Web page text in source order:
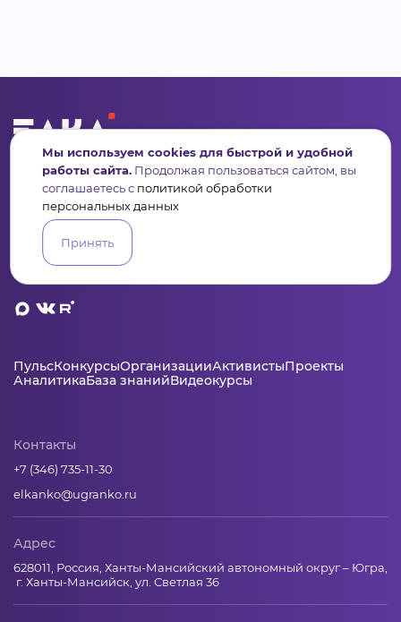
Сервис для некоммерческих организаций
и социальных предпринимателей
Подпишись на рассылку дайджест, новости, мероприятия
ПульсКонкурсыОрганизацииАктивистыПроекты
АналитикаБаза знанийВидеокурсы
Контакты
+7 (346) 735-11-30
elkanko@ugranko.ru
Адрес
628011, Россия, Ханты-Мансийский автономный округ – Югра,
г. Ханты-Мансийск, ул. Светлая 36
Мы используем cookies для быстрой и удобной
работы сайта. Продолжая пользоваться сайтом, вы
соглашаетесь с политикой обработки
персональных данных
Принять